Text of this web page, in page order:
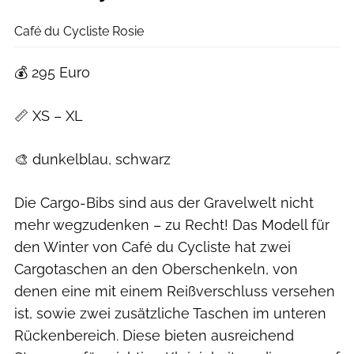
Café du Cycliste Rosie
💰 295 Euro
📏 XS – XL
🎨 dunkelblau, schwarz
Die Cargo-Bibs sind aus der Gravelwelt nicht
mehr wegzudenken – zu Recht! Das Modell für
den Winter von Café du Cycliste hat zwei
Cargotaschen an den Oberschenkeln, von
denen eine mit einem Reißverschluss versehen
ist, sowie zwei zusätzliche Taschen im unteren
Rückenbereich. Diese bieten ausreichend